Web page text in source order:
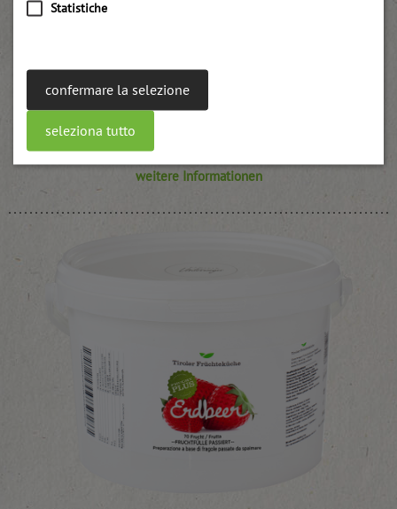
Statistiche
confermare la selezione
seleziona tutto
Secchio ribes rosso
weitere Informationen